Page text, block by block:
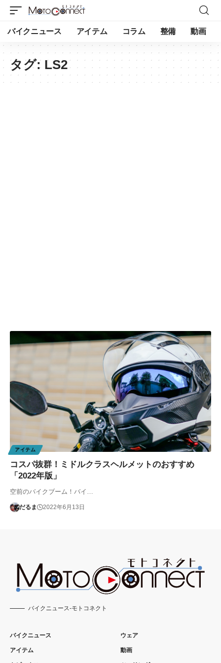
バイクニュース アイテム コラム 整備 動画
タグ: LS2
アイテム
コスパ抜群！ミドルクラスヘルメットのおすすめ
「2022年版」
空前のバイクブーム！バイ…
だるま 2022年6月13日
バイクニュース-モトコネクト
バイクニュース
アイテム
ウェア
動画